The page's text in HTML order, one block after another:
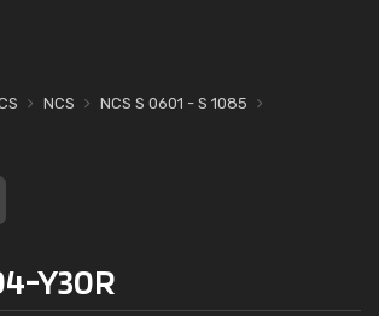
NCS
NCS S 0601 - S 1085
Y30R